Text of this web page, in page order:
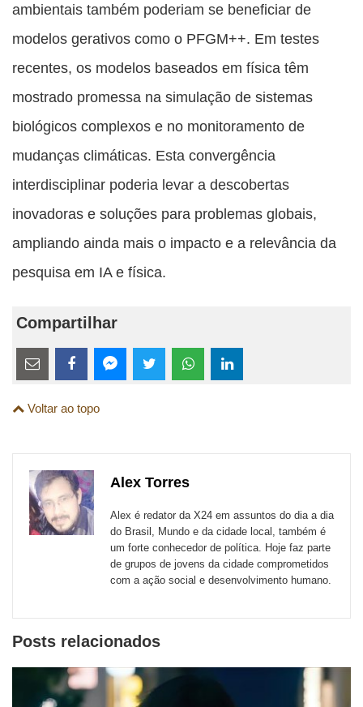
ambientais também poderiam se beneficiar de
modelos gerativos como o PFGM++. Em testes
recentes, os modelos baseados em física têm
mostrado promessa na simulação de sistemas
biológicos complexos e no monitoramento de
mudanças climáticas. Esta convergência
interdisciplinar poderia levar a descobertas
inovadoras e soluções para problemas globais,
ampliando ainda mais o impacto e a relevância da
pesquisa em IA e física.
Compartilhar
Estes
links
são
sites
externos
esta
Email
esta
FacebookMessenger
TwitterWhatsApp
Voltar ao topo
Alex Torres
Alex é redator da X24 em assuntos do dia a dia
do Brasil, Mundo e da cidade local, também é
um forte conhecedor de política. Hoje faz parte
de grupos de jovens da cidade comprometidos
com a ação social e desenvolvimento humano.
Posts relacionados